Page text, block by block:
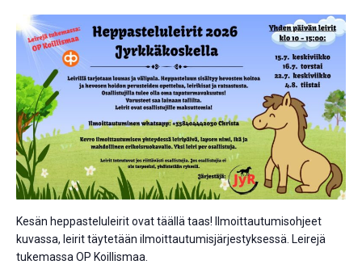
Kesän heppasteluleirit ovat täällä taas! Ilmoittautumisohjeet
kuvassa, leirit täytetään ilmoittautumisjärjestyksessä. Leirejä
tukemassa OP Koillismaa.